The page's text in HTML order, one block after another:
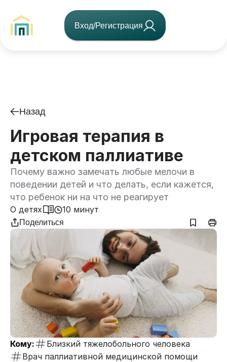
Вход/Регистрация
Назад
Игровая терапия в
детском паллиативе
Почему важно замечать любые мелочи в
поведении детей и что делать, если кажется,
что ребенок ни на что не реагирует
О детях 10 минут
Поделиться
Кому:
Близкий тяжелобольного человека
Врач паллиативной медицинской помощи